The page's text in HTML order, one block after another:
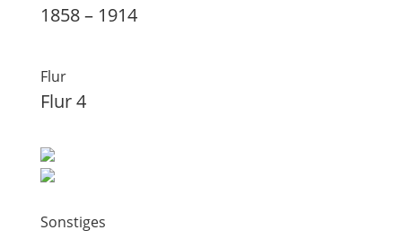
1858 – 1914
Flur
Flur 4
Sonstiges